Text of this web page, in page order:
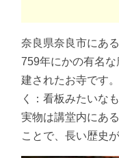
奈良県奈良市にあ
759年にかの有名
建されたお寺です
く：看板みたいな
実物は講堂内にあ
ことで、長い歴史